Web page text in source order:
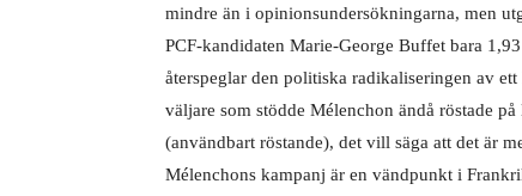
mindre än i opinionsundersökningarna, men
PCF-kandidaten Marie-George Buffet bara
återspeglar den politiska radikaliseringen av
väljare som stödde Mélenchon ändå röstade
(användbart röstande), det vill säga att det är
Mélenchons kampanj är en vändpunkt i